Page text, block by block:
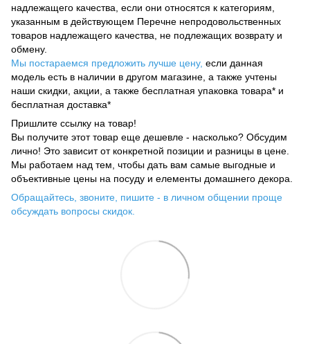
надлежащего качества, если они относятся к категориям,
указанным в действующем Перечне непродовольственных
товаров надлежащего качества, не подлежащих возврату и
обмену.
Мы постараемся предложить лучше цену, если данная
модель есть в наличии в другом магазине, а также учтены
наши скидки, акции, а также бесплатная упаковка товара* и
бесплатная доставка*
Пришлите ссылку на товар!
Вы получите этот товар еще дешевле - насколько? Обсудим
лично! Это зависит от конкретной позиции и разницы в цене.
Мы работаем над тем, чтобы дать вам самые выгодные и
объективные цены на посуду и елементы домашнего декора.
Обращайтесь, звоните, пишите - в личном общении проще
обсуждать вопросы скидок.